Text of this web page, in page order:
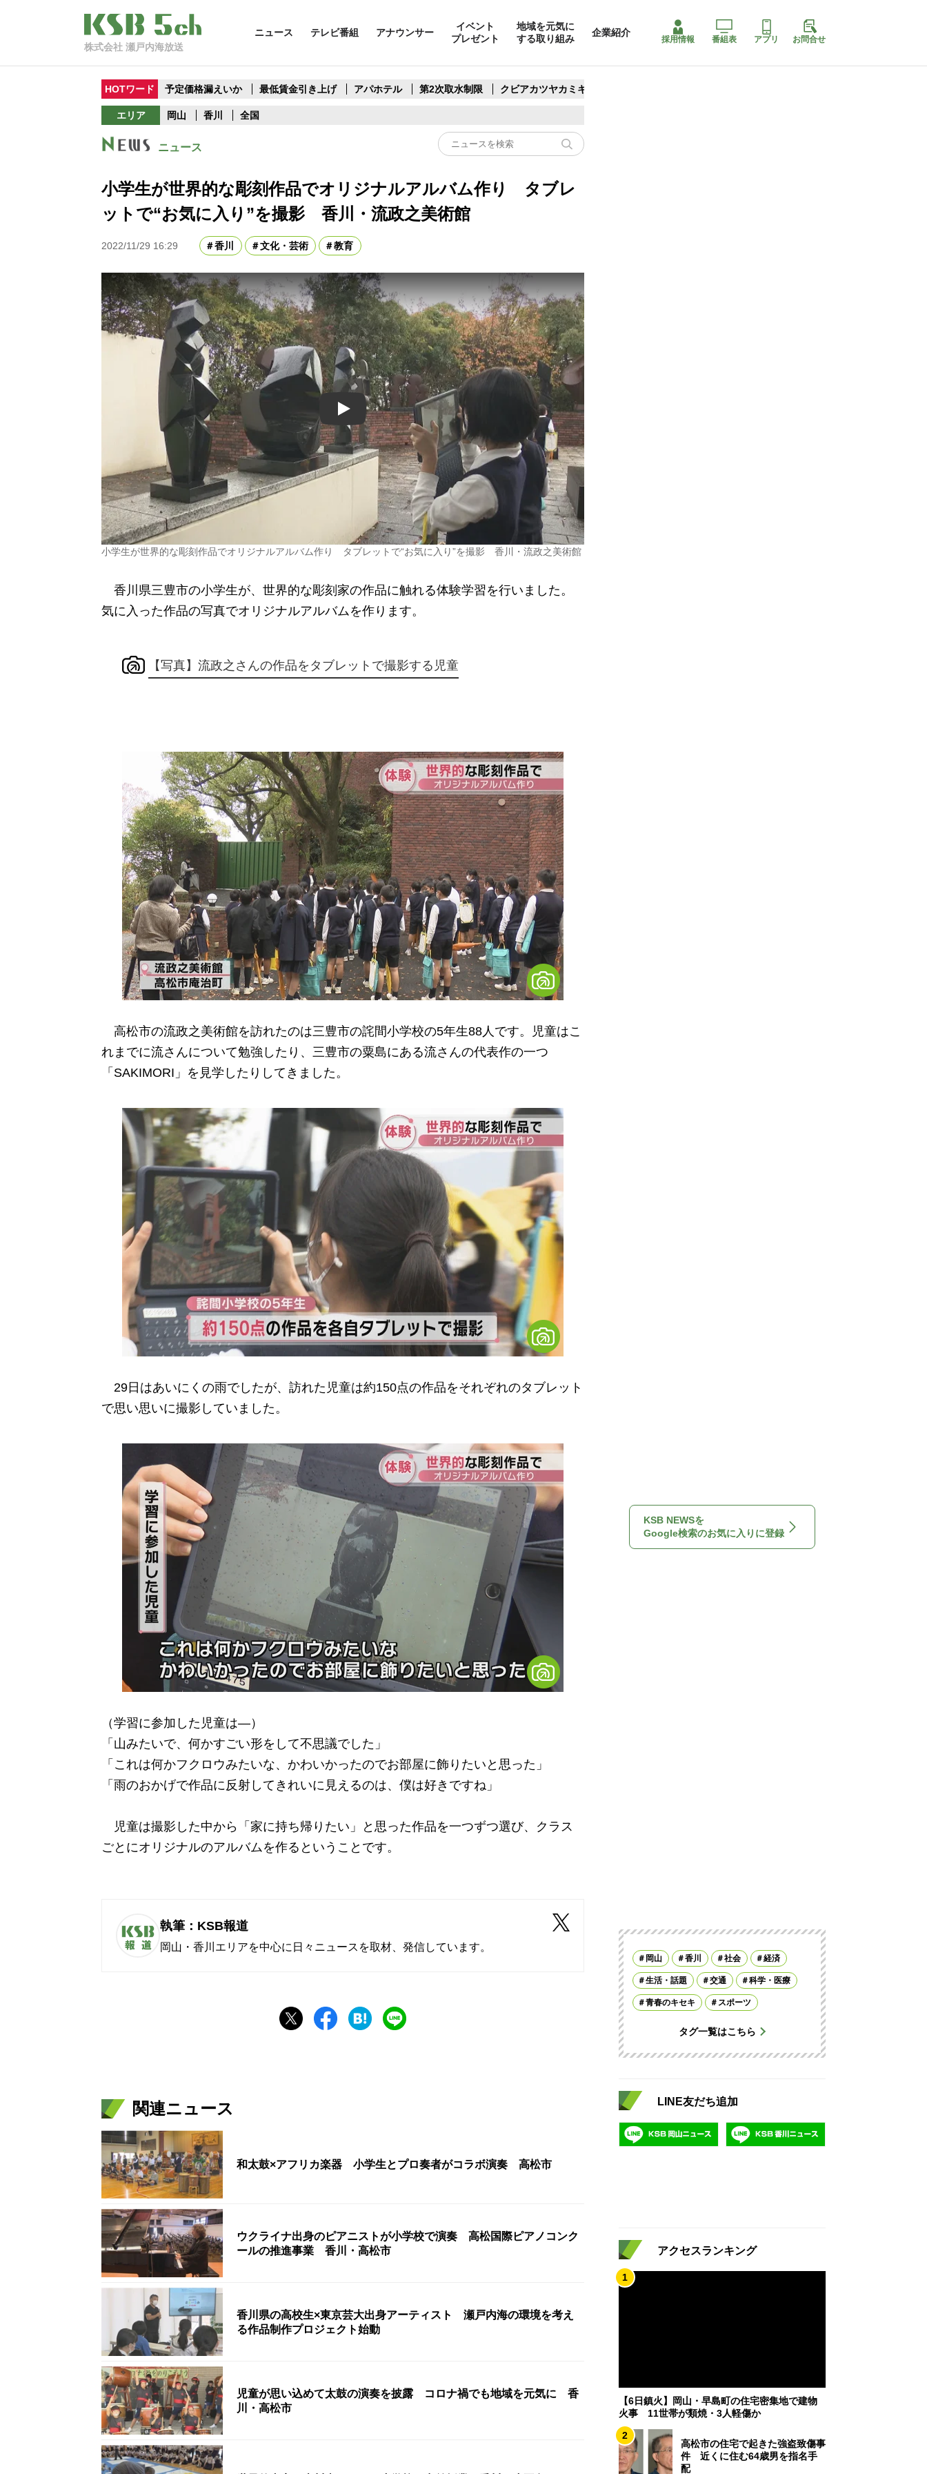
株式会社 瀬戸内海放送
ニュース テレビ番組 アナウンサー
イベント
プレゼント
地域を元気に
する取り組み
企業紹介
採用情報 番組表 アプリ お問合せ
HOTワード 予定価格漏えいか 最低賃金引き上げ アパホテル 第2次取水制限 クビアカツヤカミキリ
エリア 岡山 香川 全国
ニュース
小学生が世界的な彫刻作品でオリジナルアルバム作り タブレ
ットで“お気に入り”を撮影 香川・流政之美術館
2022/11/29 16:29 香川 文化・芸術 教育
Play
小学生が世界的な彫刻作品でオリジナルアルバム作り タブレットで“お気に入り”を撮影 香川・流政之美術館
香川県三豊市の小学生が、世界的な彫刻家の作品に触れる体験学習を行いました。
気に入った作品の写真でオリジナルアルバムを作ります。
【写真】流政之さんの作品をタブレットで撮影する児童
高松市の流政之美術館を訪れたのは三豊市の詫間小学校の5年生88人です。児童はこ
れまでに流さんについて勉強したり、三豊市の粟島にある流さんの代表作の一つ
「SAKIMORI」を見学したりしてきました。
29日はあいにくの雨でしたが、訪れた児童は約150点の作品をそれぞれのタブレット
で思い思いに撮影していました。
（学習に参加した児童は―）
「山みたいで、何かすごい形をして不思議でした」
「これは何かフクロウみたいな、かわいかったのでお部屋に飾りたいと思った」
「雨のおかげで作品に反射してきれいに見えるのは、僕は好きですね」
児童は撮影した中から「家に持ち帰りたい」と思った作品を一つずつ選び、クラス
ごとにオリジナルのアルバムを作るということです。
執筆：KSB報道
岡山・香川エリアを中心に日々ニュースを取材、発信しています。
関連ニュース
和太鼓×アフリカ楽器 小学生とプロ奏者がコラボ演奏 高松市
ウクライナ出身のピアニストが小学校で演奏 高松国際ピアノコンク
ールの推進事業 香川・高松市
香川県の高校生×東京芸大出身アーティスト 瀬戸内海の環境を考え
る作品制作プロジェクト始動
児童が思い込めて太鼓の演奏を披露 コロナ禍でも地域を元気に 香
川・高松市
KSB NEWSを
Google検索のお気に入りに登録
岡山 香川 社会 経済
生活・話題 交通 科学・医療
青春のキセキ スポーツ
タグ一覧はこちら
LINE友だち追加
アクセスランキング
1
【6日鎮火】岡山・早島町の住宅密集地で建物
火事 11世帯が類焼・3人軽傷か
2
高松市の住宅で起きた強盗致傷事
件 近くに住む64歳男を指名手
配